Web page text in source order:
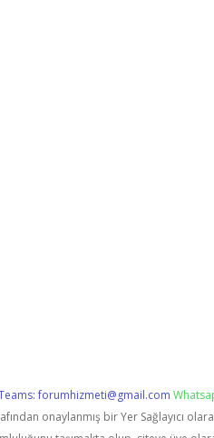
forumhizmeti@gmail.com
onaylanmış bir Yer